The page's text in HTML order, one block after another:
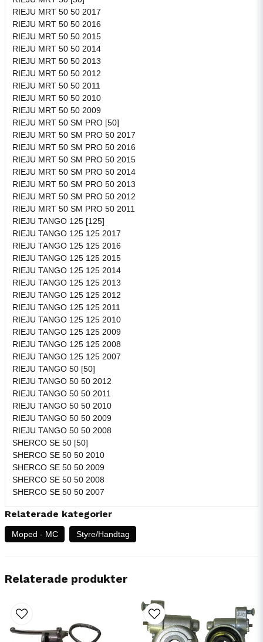
RIEJU MRT 50 50 2017
RIEJU MRT 50 50 2016
RIEJU MRT 50 50 2015
RIEJU MRT 50 50 2014
RIEJU MRT 50 50 2013
RIEJU MRT 50 50 2012
RIEJU MRT 50 50 2011
RIEJU MRT 50 50 2010
RIEJU MRT 50 50 2009
RIEJU MRT 50 SM PRO [50]
RIEJU MRT 50 SM PRO 50 2017
RIEJU MRT 50 SM PRO 50 2016
RIEJU MRT 50 SM PRO 50 2015
RIEJU MRT 50 SM PRO 50 2014
RIEJU MRT 50 SM PRO 50 2013
RIEJU MRT 50 SM PRO 50 2012
RIEJU MRT 50 SM PRO 50 2011
RIEJU TANGO 125 [125]
RIEJU TANGO 125 125 2017
RIEJU TANGO 125 125 2016
RIEJU TANGO 125 125 2015
RIEJU TANGO 125 125 2014
RIEJU TANGO 125 125 2013
RIEJU TANGO 125 125 2012
RIEJU TANGO 125 125 2011
RIEJU TANGO 125 125 2010
RIEJU TANGO 125 125 2009
RIEJU TANGO 125 125 2008
RIEJU TANGO 125 125 2007
RIEJU TANGO 50 [50]
RIEJU TANGO 50 50 2012
RIEJU TANGO 50 50 2011
RIEJU TANGO 50 50 2010
RIEJU TANGO 50 50 2009
RIEJU TANGO 50 50 2008
SHERCO SE 50 [50]
SHERCO SE 50 50 2010
SHERCO SE 50 50 2009
SHERCO SE 50 50 2008
SHERCO SE 50 50 2007
Relaterade kategorier
Moped - MC Styre/Handtag
Relaterade produkter